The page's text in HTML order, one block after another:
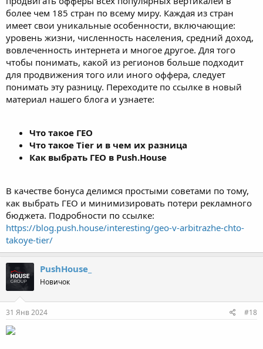
более чем 185 стран по всему миру. Каждая из стран
имеет свои уникальные особенности, включающие:
уровень жизни, численность населения, средний доход,
вовлеченность интернета и многое другое. Для того
чтобы понимать, какой из регионов больше подходит
для продвижения того или иного оффера, следует
понимать эту разницу. Переходите по ссылке в новый
материал нашего блога и узнаете:
Что такое ГЕО
Что такое Tier и в чем их разница
Как выбрать ГЕО в Push.House
В качестве бонуса делимся простыми советами по тому,
как выбрать ГЕО и минимизировать потери рекламного
бюджета. Подробности по ссылке:
https://blog.push.house/interesting/geo-v-arbitrazhe-chto-
takoye-tier/
PushHouse_
Новичок
31 Янв 2024 #18